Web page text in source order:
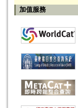
加值服務